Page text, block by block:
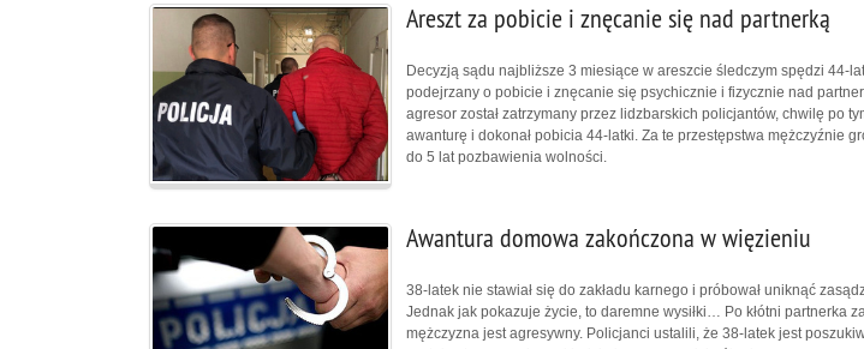
Areszt za pobicie i znęcanie się nad partnerką
Decyzją sądu najbliższe 3 miesiące w areszcie śledczym spędzi 44-
podejrzany o pobicie i znęcanie się psychicznie i fizycznie nad
agresor został zatrzymany przez lidzbarskich policjantów, chwilę po
awanturę i dokonał pobicia 44-latki. Za te przestępstwa mężczyźnie
do 5 lat pozbawienia wolności.
Awantura domowa zakończona w więzieniu
38-latek nie stawiał się do zakładu karnego i próbował uniknąć
Jednak jak pokazuje życie, to daremne wysiłki… Po kłótni partnerka
mężczyzna jest agresywny. Policjanci ustalili, że 38-latek jest